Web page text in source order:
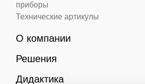
приборы
Технические артикулы
О компании
Решения
Дидактика